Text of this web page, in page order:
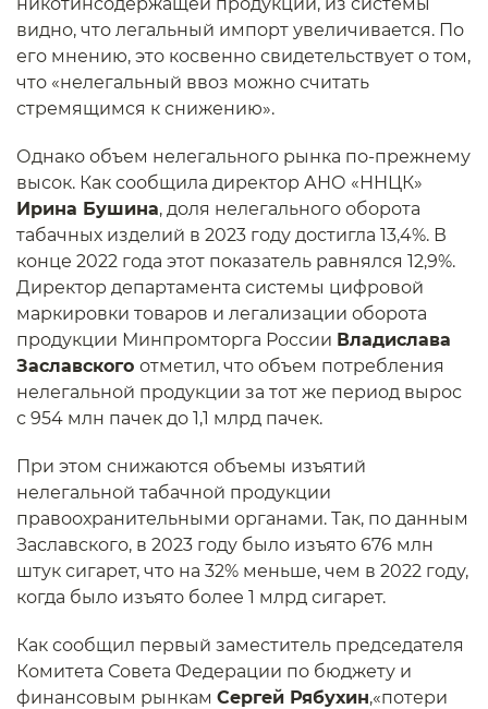
видно, что легальный импорт увеличивается. По
его мнению, это косвенно свидетельствует о том,
что «нелегальный ввоз можно считать
стремящимся к снижению».
Однако объем нелегального рынка по-прежнему
высок. Как сообщила директор АНО «ННЦК»
Ирина Бушина, доля нелегального оборота
табачных изделий в 2023 году достигла 13,4%. В
конце 2022 года этот показатель равнялся 12,9%.
Директор департамента системы цифровой
маркировки товаров и легализации оборота
продукции Минпромторга России Владислава
Заславского отметил, что объем потребления
нелегальной продукции за тот же период вырос
с 954 млн пачек до 1,1 млрд пачек.
При этом снижаются объемы изъятий
нелегальной табачной продукции
правоохранительными органами. Так, по данным
Заславского, в 2023 году было изъято 676 млн
штук сигарет, что на 32% меньше, чем в 2022 году,
когда было изъято более 1 млрд сигарет.
Как сообщил первый заместитель председателя
Комитета Совета Федерации по бюджету и
финансовым рынкам Сергей Рябухин,«потери